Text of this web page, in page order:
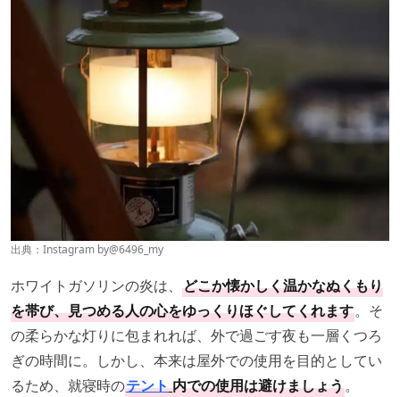
出典：Instagram by@6496_my
ホワイトガソリンの炎は、 どこか懐かしく温かなぬくもり
を帯び、見つめる人の心をゆっくりほぐしてくれます。そ
の柔らかな灯りに包まれれば、外で過ごす夜も一層くつろ
ぎの時間に。しかし、本来は屋外での使用を目的としてい
るため、就寝時のテント内での使用は避けましょう。